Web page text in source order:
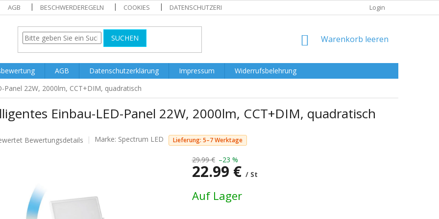
AGB BESCHWERDEREGELN COOKIES DATENSCHUTZERKLÄRUNG Login
SUCHEN WARENKORB
Warenkorb leeren
AGB Datenschutzerklärung Impressum
Widerrufsbelehrung
Panel 22W, 2000lm, CCT+DIM, quadratisch
Einbau-LED-Panel 22W, 2000lm, CCT+DIM, quadratisch
Bewertungsdetails Marke: Spectrum LED Lieferung: 5–7 Werktage
29.99 € –23 %
22.99 € / St
Auf Lager